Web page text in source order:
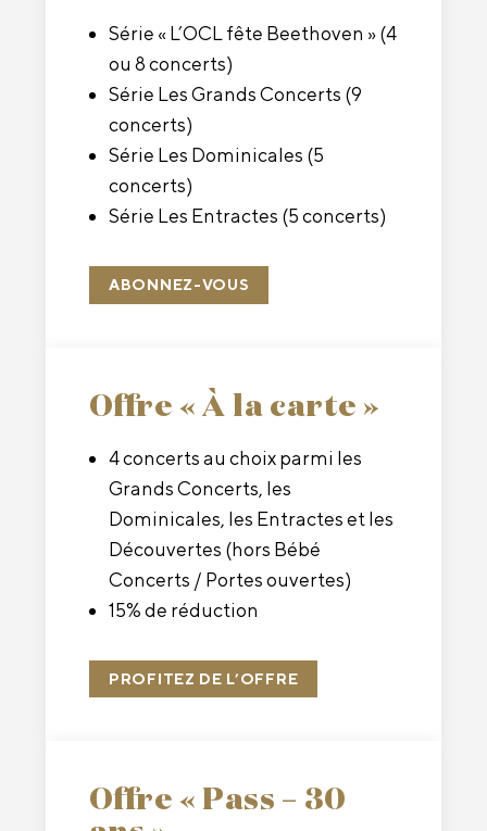
Série « L’OCL fête Beethoven » (4
ou 8 concerts)
Série Les Grands Concerts (9
concerts)
Série Les Dominicales (5
concerts)
Série Les Entractes (5 concerts)
ABONNEZ-VOUS
Offre « À la carte »
4 concerts au choix parmi les
Grands Concerts, les
Dominicales, les Entractes et les
Découvertes (hors Bébé
Concerts / Portes ouvertes)
15% de réduction
PROFITEZ DE L’OFFRE
Offre « Pass – 30